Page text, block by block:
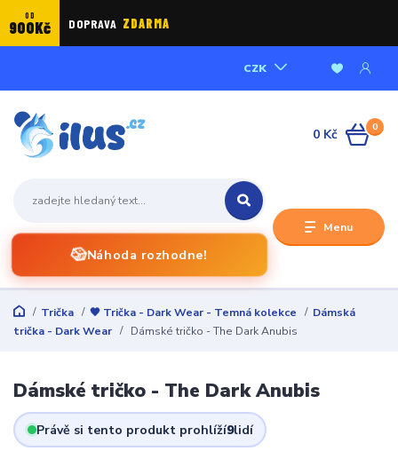
OD
900Kč DOPRAVA ZDARMA
Menu
CZK
🎲Náhoda rozhodne!
0
0 Kč
Trička 🖤 Trička - Dark Wear - Temná kolekce
Dámská
trička - Dark Wear
Dámské tričko - The Dark Anubis
Dámské tričko - The Dark Anubis
Právě si tento produkt prohlíží9lidí